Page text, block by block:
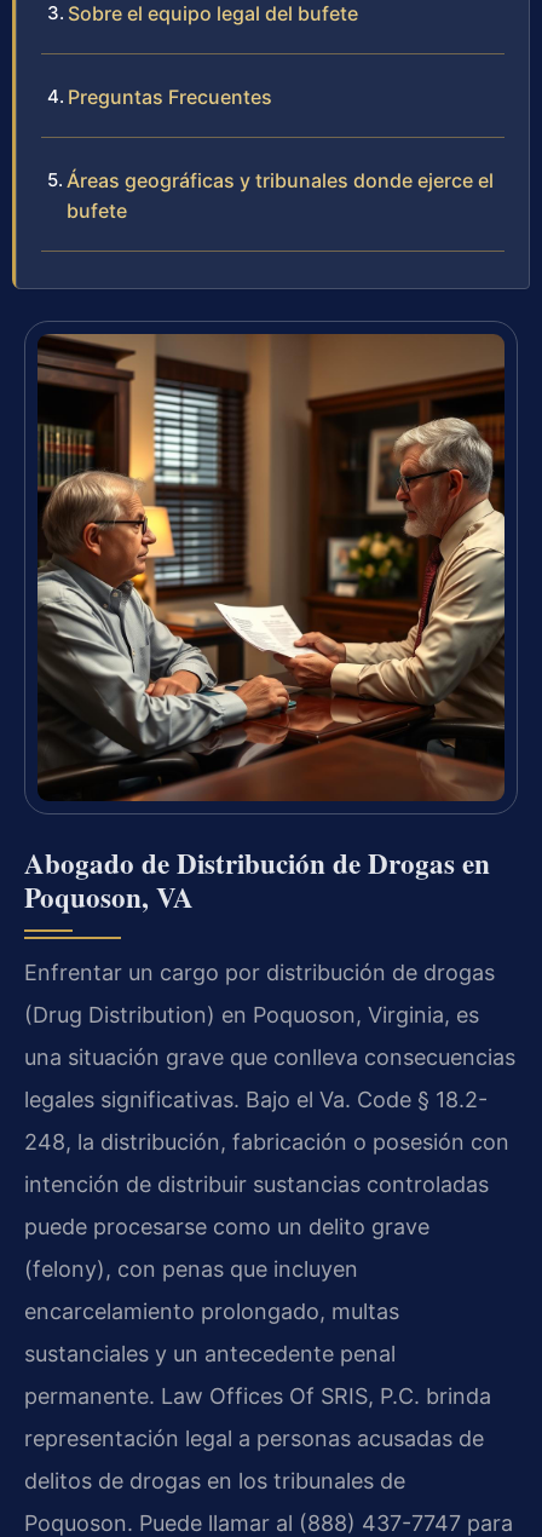
Sobre el equipo legal del bufete
Preguntas Frecuentes
Áreas geográficas y tribunales donde ejerce el
bufete
Abogado de Distribución de Drogas en
Poquoson, VA
Enfrentar un cargo por distribución de drogas
(Drug Distribution) en Poquoson, Virginia, es
una situación grave que conlleva consecuencias
legales significativas. Bajo el Va. Code § 18.2-
248, la distribución, fabricación o posesión con
intención de distribuir sustancias controladas
puede procesarse como un delito grave
(felony), con penas que incluyen
encarcelamiento prolongado, multas
sustanciales y un antecedente penal
permanente. Law Offices Of SRIS, P.C. brinda
representación legal a personas acusadas de
delitos de drogas en los tribunales de
Poquoson. Puede llamar al (888) 437-7747 para